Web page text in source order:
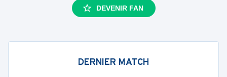
DEVENIR FAN
DERNIER MATCH